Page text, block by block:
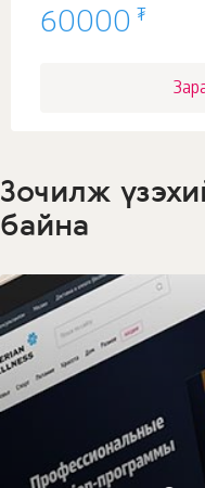
60000 ₮
Зочилж
байна